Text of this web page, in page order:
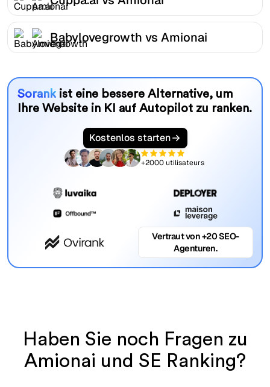
Babylovegrowth vs Amionai
Sorankist eine bessere Alternative, um
Ihre Website in KI auf Autopilot zu ranken.
Kostenlos starten
+2000 utilisateurs
Vertraut von +20 SEO-
Agenturen.
Haben Sie noch Fragen zu
Amionai und SE Ranking?